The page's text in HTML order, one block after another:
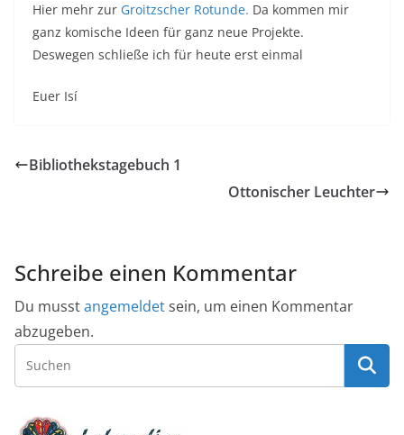
Hier mehr zur Groitzscher Rotunde. Da kommen mir
ganz komische Ideen für ganz neue Projekte.
Deswegen schließe ich für heute erst einmal
Euer Isí
Bibliothekstagebuch 1
Ottonischer Leuchter
Schreibe einen Kommentar
Du musstangemeldetsein, um einen Kommentar
abzugeben.